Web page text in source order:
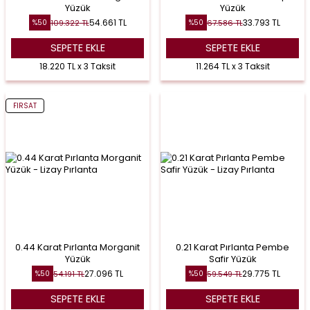
Yüzük
%50 109.322TL54.661 TL
SEPETE EKLE
18.220 TL x 3 Taksit
Yüzük
%50 67.586TL33.793 TL
SEPETE EKLE
11.264 TL x 3 Taksit
FIRSAT
0.44 Karat Pırlanta Morganit
Yüzük
%50 54.191TL27.096 TL
SEPETE EKLE
0.21 Karat Pırlanta Pembe
Safir Yüzük
%50 59.549TL29.775 TL
SEPETE EKLE